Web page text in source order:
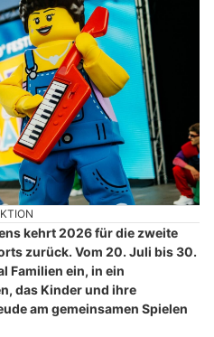
kehrt 2026 für die zweite
zurück. Vom 20. Juli bis 30.
Familien ein, in ein
das Kinder und ihre
am gemeinsamen Spielen